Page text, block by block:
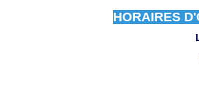
HORAIRES